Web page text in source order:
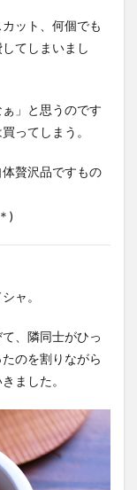
ット、何個でも
てしまいまし
」と思うのです
ってしまう。
贅沢品ですもの
)
ャ。
、隣同士がひっ
のを割りながら
ました。